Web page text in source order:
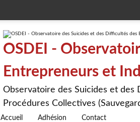
OSDEI -
Entrepreneurs et
Observatoire des Suicides et
Procédures Collectives
Accueil Adhésion Contact